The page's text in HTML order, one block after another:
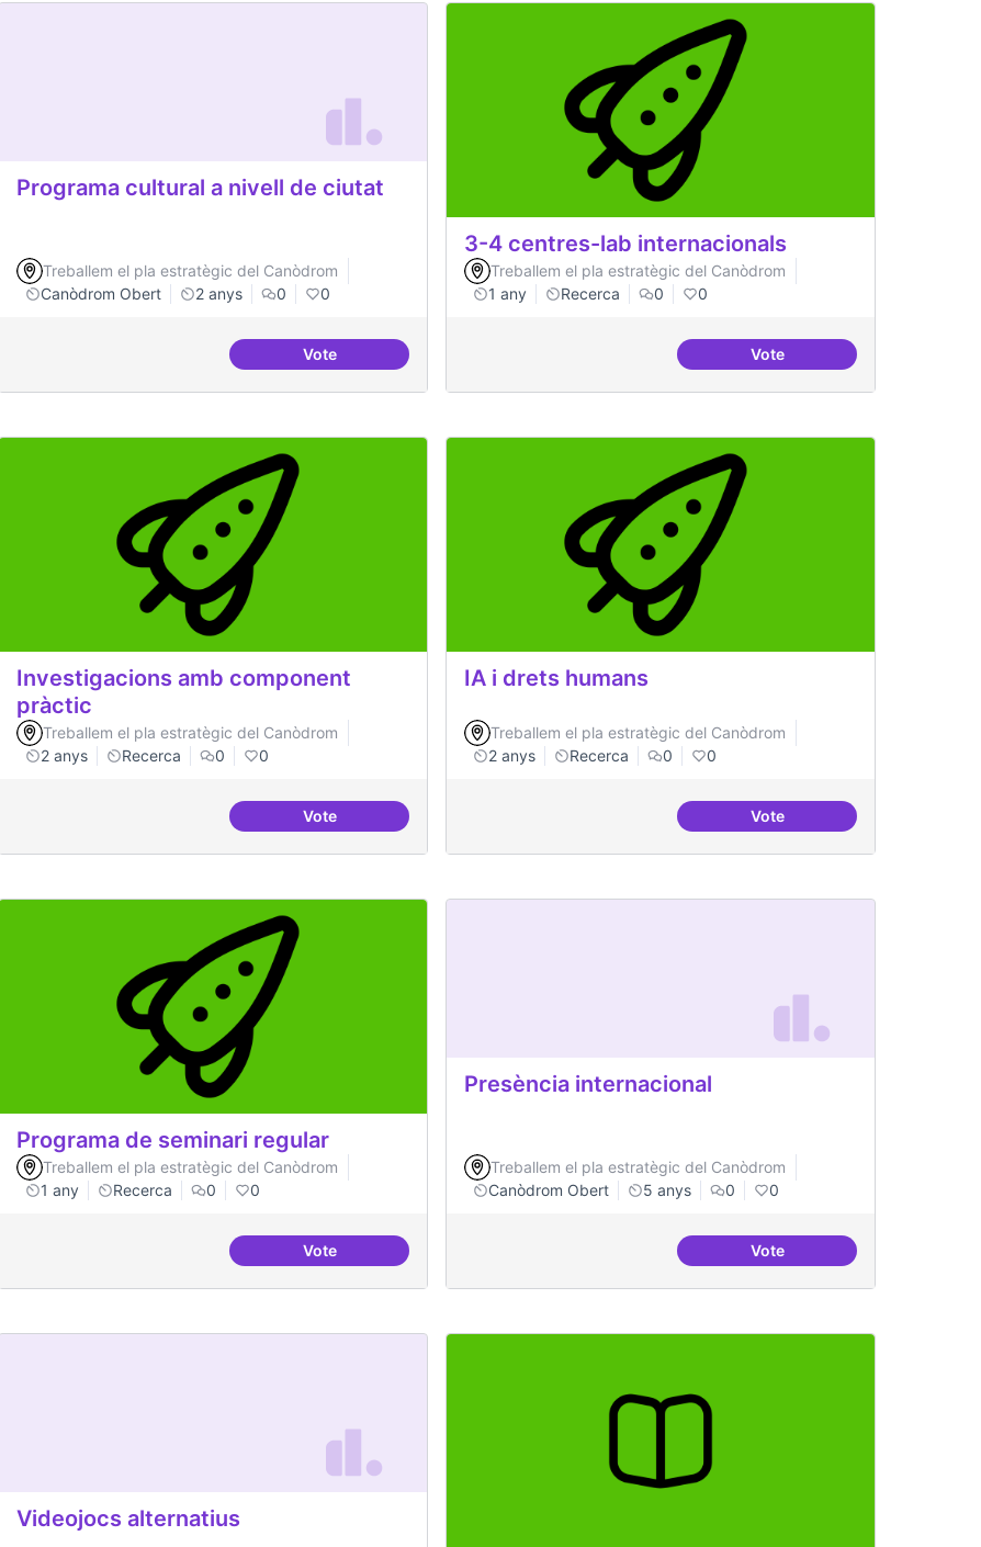
Programa cultural a nivell de ciutat
Treballem el pla estratègic del Canòdrom
Canòdrom Obert
2 anys 0 0
VotePrograma cultural a nivell de ciutat
3-4 centres-lab internacionals
Treballem el pla estratègic del Canòdrom
1 any
Recerca 0 0
Vote3-4 centres-lab
Investigacions amb component
pràctic
Treballem el pla estratègic del Canòdrom
2 anys
Recerca 0 0
VoteInvestigacions amb component pràctic
IA i drets humans
Treballem el pla estratègic del Canòdrom
2 anys
Recerca 0 0
VoteIA i drets humans
Programa de seminari regular
Treballem el pla estratègic del Canòdrom
1 any
Recerca 0 0
VotePrograma de seminari regular
Presència internacional
Treballem el pla estratègic del Canòdrom
Canòdrom Obert
5 anys 0 0
VotePresència internacional
Videojocs alternatius